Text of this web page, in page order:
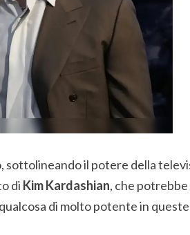
sottolineando il potere della
di Kim Kardashian, che
di molto potente in